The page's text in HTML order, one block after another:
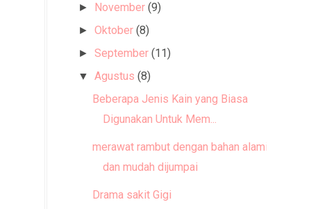
► November (9)
►Oktober (8)
►September (11)
▼ Agustus (8)
Beberapa Jenis Kain yang Biasa
Digunakan Untuk Mem...
merawat rambut dengan bahan alami
dan mudah dijumpai
Drama sakit Gigi